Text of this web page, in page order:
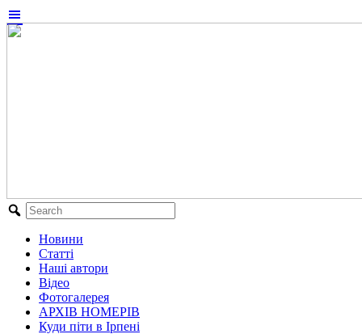
Новини
Статті
Наші автори
Відео
Фотогалерея
АРХІВ НОМЕРІВ
Куди піти в Ірпені